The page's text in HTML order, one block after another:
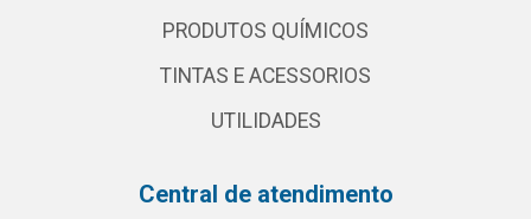
PRODUTOS QUÍMICOS
TINTAS E ACESSORIOS
UTILIDADES
Central de atendimento